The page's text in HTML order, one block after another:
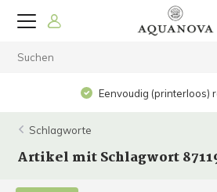
Eenvoudig (printerloos)
Schlagworte
Artikel mit Schlagwort